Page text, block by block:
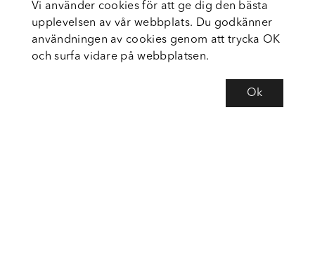
Vi använder cookies för att ge dig den bästa
upplevelsen av vår webbplats. Du godkänner
användningen av cookies genom att trycka OK
och surfa vidare på webbplatsen.
Ok